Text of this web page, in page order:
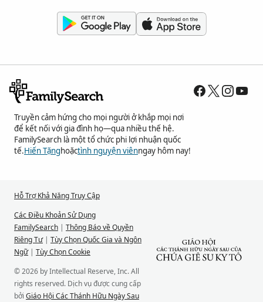
Truyền cảm hứng cho mọi người ở khắp mọi nơi
để kết nối với gia đình họ—qua nhiều thế hệ.
FamilySearch là một tổ chức phi lợi nhuận quốc
tế.Hiến Tặnghoặctình nguyện viênngay hôm nay!
Hỗ Trợ Khả Năng Truy Cập
Các Điều Khoản Sử Dụng
FamilySearch | Thông Báo về Quyền
Riêng Tư| Tùy Chọn Quốc Gia và Ngôn
Ngữ| Tùy Chọn Cookie
© 2026 by Intellectual Reserve, Inc. All
rights reserved. Dịch vụ được cung cấp
bởi Giáo Hội Các Thánh Hữu Ngày Sau